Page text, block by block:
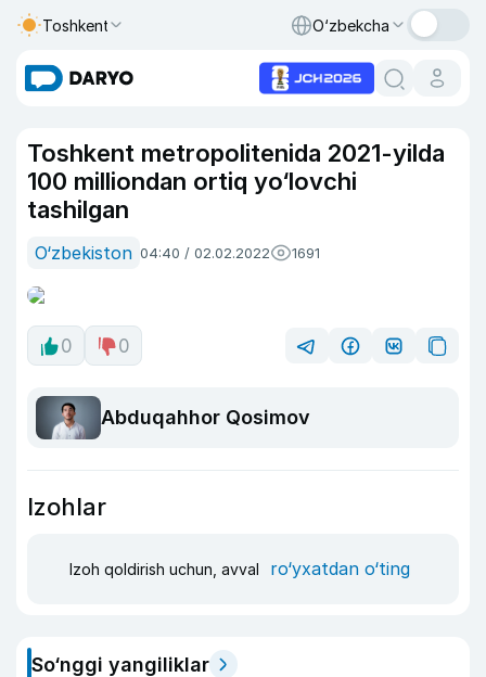
Toshkent O‘zbekcha
Toshkent metropolitenida 2021-yilda
100 milliondan ortiq yo‘lovchi
tashilgan
O‘zbekiston 04:40 / 02.02.2022 1691
0 0
Abduqahhor Qosimov
Izohlar
Izoh qoldirish uchun, avval ro‘yxatdan o‘ting
So‘nggi yangiliklar